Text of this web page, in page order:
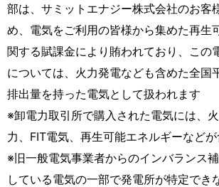
部は、サミットエナジー株式会社のお客
め、電気をご利⽤の皆様から集めた再⽣
関する賦課⾦により賄われており、この
については、⽕⼒発電なども含めた全国
排出量を持った電気として扱われます
※卸電力取引所で購入された電気には、
力、FIT電気、再生可能エネルギーなどが
※旧一般電気事業者からのインバランス
している電気の一部で発電所が特定でき